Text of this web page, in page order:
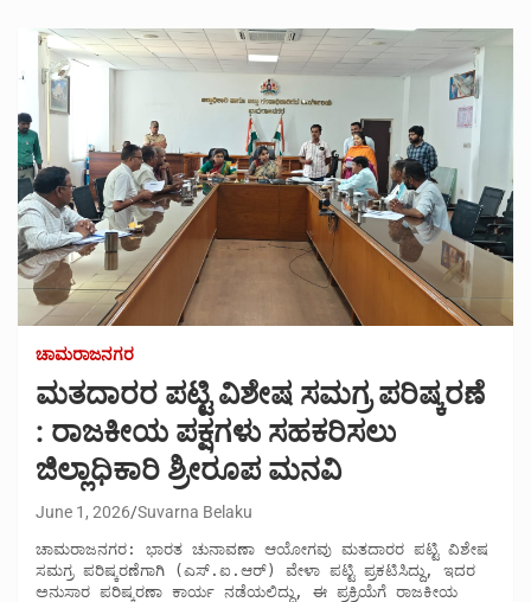
ಚಾಮರಾಜನಗರ
ಮತದಾರರ ಪಟ್ಟಿ ವಿಶೇಷ ಸಮಗ್ರ ಪರಿಷ್ಕರಣೆ
: ರಾಜಕೀಯ ಪಕ್ಷಗಳು ಸಹಕರಿಸಲು
ಜಿಲ್ಲಾಧಿಕಾರಿ ಶ್ರೀರೂಪ ಮನವಿ
June 1, 2026 Suvarna Belaku
ಚಾಮರಾಜನಗರ: ಭಾರತ ಚುನಾವಣಾ ಆಯೋಗವು ಮತದಾರರ ಪಟ್ಟಿ ವಿಶೇಷ
ಸಮಗ್ರ ಪರಿಷ್ಕರಣೆಗಾಗಿ (ಎಸ್.ಐ.ಆರ್) ವೇಳಾ ಪಟ್ಟಿ ಪ್ರಕಟಿಸಿದ್ದು, ಇದರ
ಅನುಸಾರ ಪರಿಷ್ಕರಣಾ ಕಾರ್ಯ ನಡೆಯಲಿದ್ದು, ಈ ಪ್ರಕ್ರಿಯೆಗೆ ರಾಜಕೀಯ